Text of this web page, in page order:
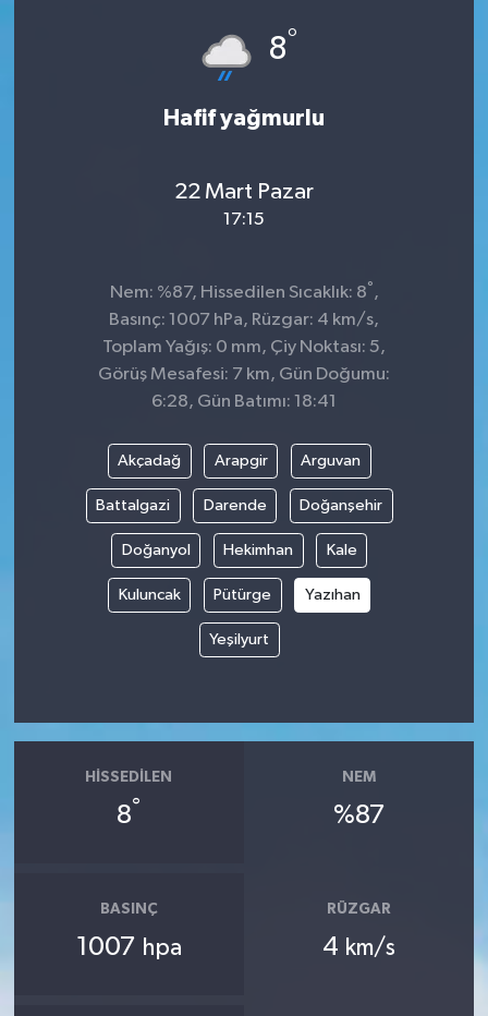
8°
Hafif yağmurlu
22 Mart Pazar
17:15
Nem: %87, Hissedilen Sıcaklık: 8° ,
Basınç: 1007 hPa, Rüzgar: 4 km/s,
Toplam Yağış: 0 mm, Çiy Noktası: 5,
Görüş Mesafesi: 7 km, Gün Doğumu:
6:28, Gün Batımı: 18:41
Akçadağ Arapgir Arguvan
Battalgazi Darende Doğanşehir
Doğanyol Hekimhan Kale
Kuluncak Pütürge Yazıhan
Yeşilyurt
HISSEDILEN
8°
NEM
%87
BASINÇ
1007 hpa
RÜZGAR
4 km/s
Magazin
haber ara
Yazarlarımız
Tüm Makaleler
Tüm Haberler
Videolu Haberler